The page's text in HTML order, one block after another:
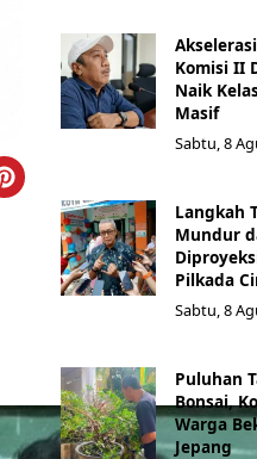
Komisi II
Naik
Masif
Sabtu, 8
Langkah
Mundur
Pilkada
Sabtu, 8
Puluhan
Bonsai,
Warga
Jepang